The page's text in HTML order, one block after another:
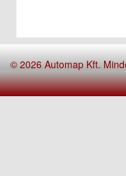
© 2026 Automap Kft.